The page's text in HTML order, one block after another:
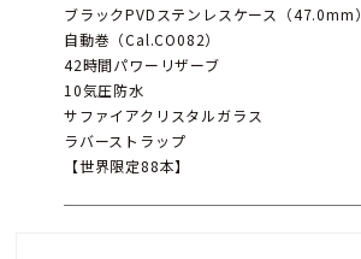
ブラックPVDステンレスケース（47.0mm）
自動巻（Cal.CO082）
42時間パワーリザーブ
10気圧防水
サファイアクリスタルガラス
ラバーストラップ
【世界限定88本】